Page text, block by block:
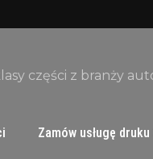
części z branży
Zamów usługę druku